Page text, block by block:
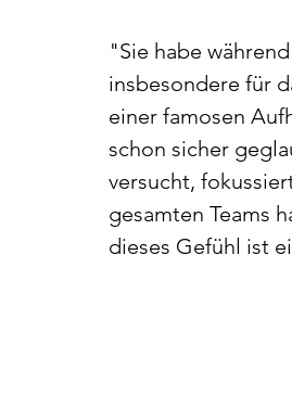
"Sie habe
insbesondere für
einer famosen
schon sicher
versucht,
gesamten Teams
dieses Gefühl ist